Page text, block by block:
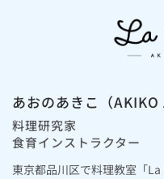
あおのあきこ（AKIKO
料理研究家
食育インストラクター
東京都品川区で料理教室「La